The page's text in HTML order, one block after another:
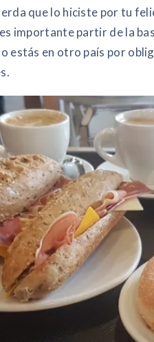
que lo hiciste por tu
importante partir de la
estás en otro país por